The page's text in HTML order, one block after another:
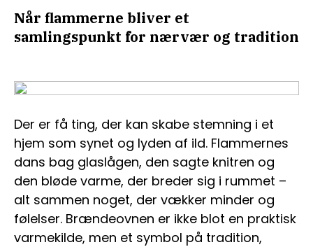
Når flammerne bliver et
samlingspunkt for nærvær og tradition
Der er få ting, der kan skabe stemning i et
hjem som synet og lyden af ild. Flammernes
dans bag glaslågen, den sagte knitren og
den bløde varme, der breder sig i rummet –
alt sammen noget, der vækker minder og
følelser. Brændeovnen er ikke blot en praktisk
varmekilde, men et symbol på tradition,